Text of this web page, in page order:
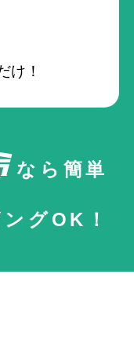
け！
なら簡単
グOK！